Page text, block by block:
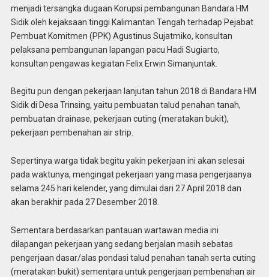
menjadi tersangka dugaan Korupsi pembangunan Bandara HM
Sidik oleh kejaksaan tinggi Kalimantan Tengah terhadap Pejabat
Pembuat Komitmen (PPK) Agustinus Sujatmiko, konsultan
pelaksana pembangunan lapangan pacu Hadi Sugiarto,
konsultan pengawas kegiatan Felix Erwin Simanjuntak.
Begitu pun dengan pekerjaan lanjutan tahun 2018 di Bandara HM
Sidik di Desa Trinsing, yaitu pembuatan talud penahan tanah,
pembuatan drainase, pekerjaan cuting (meratakan bukit),
pekerjaan pembenahan air strip.
Sepertinya warga tidak begitu yakin pekerjaan ini akan selesai
pada waktunya, mengingat pekerjaan yang masa pengerjaanya
selama 245 hari kelender, yang dimulai dari 27 April 2018 dan
akan berakhir pada 27 Desember 2018.
Sementara berdasarkan pantauan wartawan media ini
dilapangan pekerjaan yang sedang berjalan masih sebatas
pengerjaan dasar/alas pondasi talud penahan tanah serta cuting
(meratakan bukit) sementara untuk pengerjaan pembenahan air